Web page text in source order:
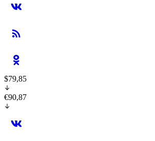
$79,85
€90,87